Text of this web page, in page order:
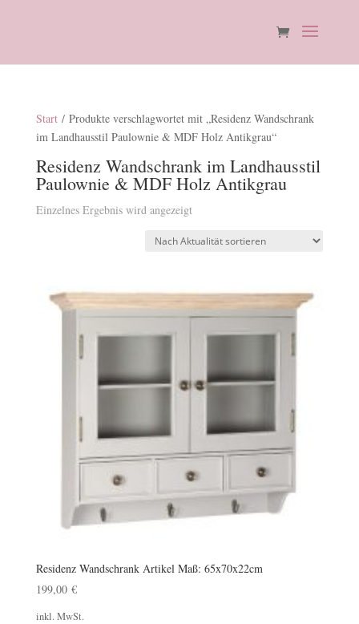
Start/ Produkte verschlagwortet mit „Residenz Wandschrank
im Landhausstil Paulownie & MDF Holz Antikgrau“
Residenz Wandschrank im Landhausstil
Paulownie & MDF Holz Antikgrau
Einzelnes Ergebnis wird angezeigt
Residenz Wandschrank Artikel Maß: 65x70x22cm
199,00 €
inkl. MwSt.